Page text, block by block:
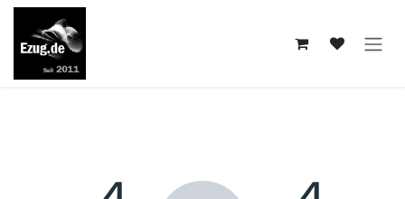
Zum Inhalt springen